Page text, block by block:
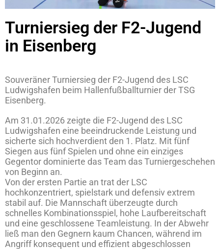
Turniersieg der F2-Jugend
in Eisenberg
Souveräner Turniersieg der F2-Jugend des LSC
Ludwigshafen beim Hallenfußballturnier der TSG
Eisenberg.
Am 31.01.2026 zeigte die F2-Jugend des LSC
Ludwigshafen eine beeindruckende Leistung und
sicherte sich hochverdient den 1. Platz. Mit fünf
Siegen aus fünf Spielen und ohne ein einziges
Gegentor dominierte das Team das Turniergeschehen
von Beginn an.
Von der ersten Partie an trat der LSC
hochkonzentriert, spielstark und defensiv extrem
stabil auf. Die Mannschaft überzeugte durch
schnelles Kombinationsspiel, hohe Laufbereitschaft
und eine geschlossene Teamleistung. In der Abwehr
ließ man den Gegnern kaum Chancen, während im
Angriff konsequent und effizient abgeschlossen